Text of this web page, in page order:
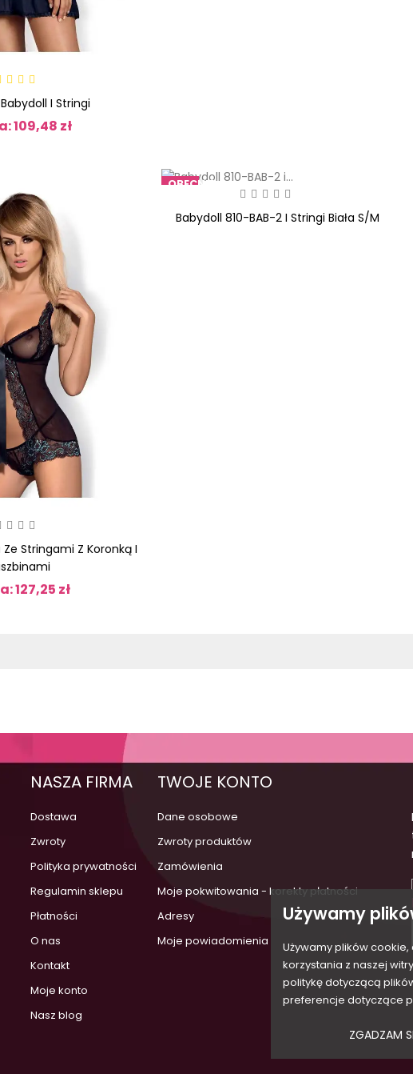
Używamy
Używamy plików
korzystania z naszej
politykę dotyczącą
preferencje dotyczące
ZGADZAM
I Stringi
109,48 zł
Stringami Z Koronką I
127,25 zł
OBECNIE
NA
Babydoll 810-BAB-2 I Stringi Biała S/M
NASZA FIRMA
Dostawa
Zwroty
Polityka prywatności
Regulamin sklepu
Płatności
O nas
Kontakt
Moje konto
Nasz blog
TWOJE KONTO
Dane osobowe
Zwroty produktów
Zamówienia
Moje pokwitowania - korekty płatności
Adresy
Moje powiadomienia